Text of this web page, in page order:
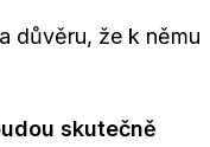
důvěru, že k němu
skutečně